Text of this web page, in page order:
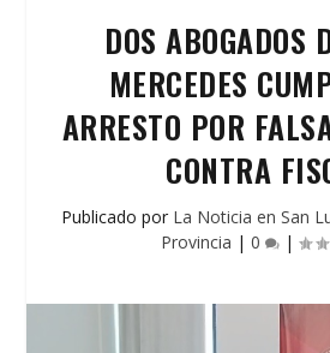
DOS ABOGADOS
MERCEDES
ARRESTO POR
CONTRA
Publicado por La Noticia en San
Provincia | 0 |